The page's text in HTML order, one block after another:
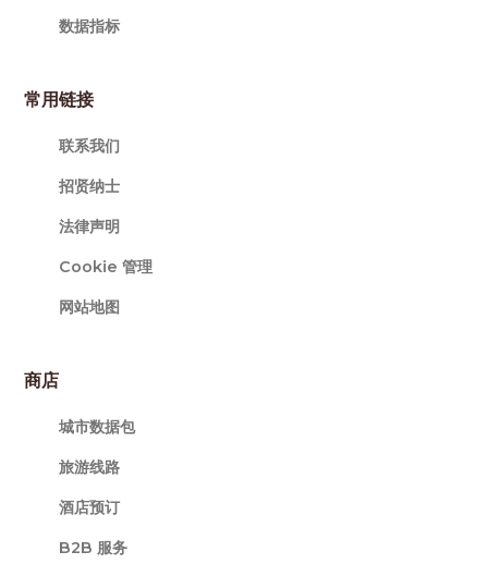
数据指标
常用链接
联系我们
招贤纳士
法律声明
Cookie 管理
网站地图
商店
城市数据包
旅游线路
酒店预订
B2B 服务